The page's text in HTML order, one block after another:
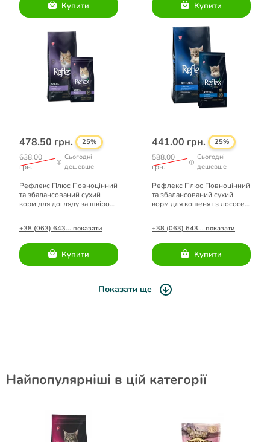
Купити Купити
478.50 грн. 25%
638.00
грн.
Сьогодні
дешевше
Рефлекс Плюс Повноцінний
та збалансований сухий
корм для догляду за шкірою
+38 (063) 643... показати
Купити
441.00 грн. 25%
588.00
грн.
Сьогодні
дешевше
Рефлекс Плюс Повноцінний
та збалансований сухий
корм для кошенят з лососем
+38 (063) 643... показати
Купити
Показати ще
Найпопулярніші в цій категорії